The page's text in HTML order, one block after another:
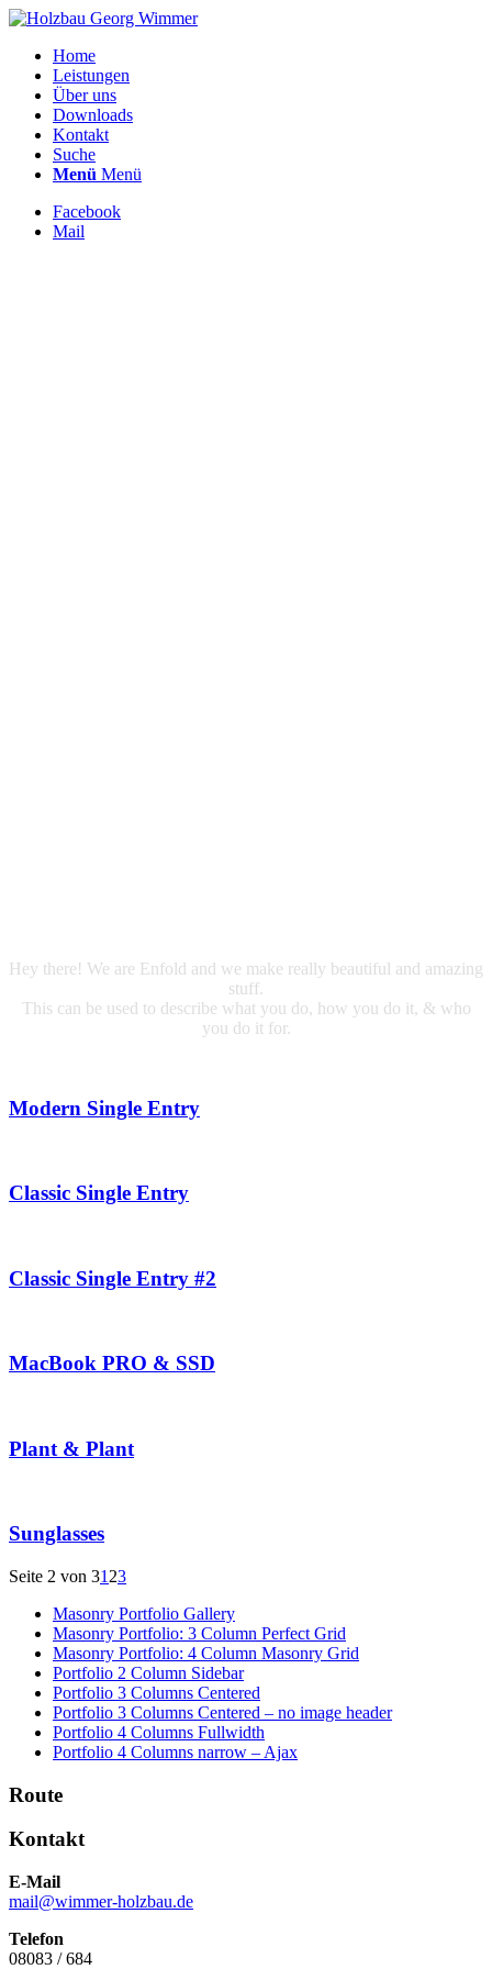
Home
Leistungen
Über uns
Downloads
Kontakt
Suche
Menü Menü
Facebook
Mail
Hey there! We are Enfold and we make really beautiful and amazing
stuff.
This can be used to describe what you do, how you do it, & who
you do it for.
Modern Single Entry
Classic Single Entry
Classic Single Entry #2
MacBook PRO & SSD
Plant & Plant
Sunglasses
Seite 2 von 31 23
Masonry Portfolio Gallery
Masonry Portfolio: 3 Column Perfect Grid
Masonry Portfolio: 4 Column Masonry Grid
Portfolio 2 Column Sidebar
Portfolio 3 Columns Centered
Portfolio 3 Columns Centered – no image header
Portfolio 4 Columns Fullwidth
Portfolio 4 Columns narrow – Ajax
Route
Kontakt
E-Mail
mail@wimmer-holzbau.de
Telefon
08083 / 684